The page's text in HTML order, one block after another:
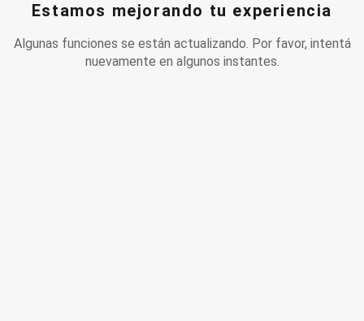
Estamos mejorando tu experiencia
Algunas funciones se están actualizando. Por favor, intentá
nuevamente en algunos instantes.